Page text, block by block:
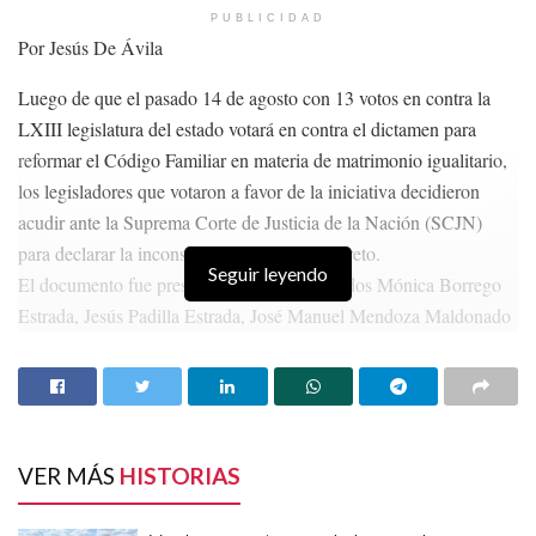
PUBLICIDAD
Por Jesús De Ávila
Luego de que el pasado 14 de agosto con 13 votos en contra la
LXIII legislatura del estado votará en contra el dictamen para
reformar el Código Familiar en materia de matrimonio igualitario,
los legisladores que votaron a favor de la iniciativa decidieron
acudir ante la Suprema Corte de Justicia de la Nación (SCJN)
para declarar la inconstitucionalidad del decreto.
El documento fue presentado por los diputados Mónica Borrego
Estrada, Jesús Padilla Estrada, José Manuel Mendoza Maldonado
HISTORIAS RELACIONADAS
Vuelcan camioneta de la senadora Geovanna
Bañuelos en el que viajaba su equipo de trabajo
Edna López rinde protesta como diputada
Seguir leyendo
VER MÁS HISTORIAS